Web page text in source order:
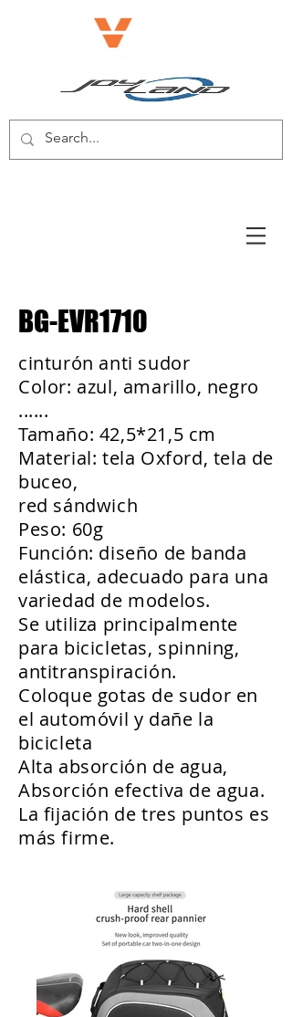
BG-EVR1710
cinturón anti sudor
Color: azul, amarillo, negro
......
Tamaño: 42,5*21,5 cm
Material: tela Oxford, tela de
buceo,
red sándwich
Peso: 60g
Función: diseño de banda
elástica, adecuado para una
variedad de modelos.
Se utiliza principalmente
para bicicletas, spinning,
antitranspiración.
Coloque gotas de sudor en
el automóvil y dañe la
bicicleta
Alta absorción de agua,
Absorción efectiva de agua.
La fijación de tres puntos es
más firme.